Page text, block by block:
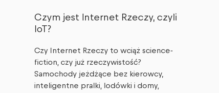
Czym jest Internet Rzeczy, czyli
IoT?
Czy Internet Rzeczy to wciąż science-
fiction, czy już rzeczywistość?
Samochody jeżdżące bez kierowcy,
inteligentne pralki, lodówki i domy,